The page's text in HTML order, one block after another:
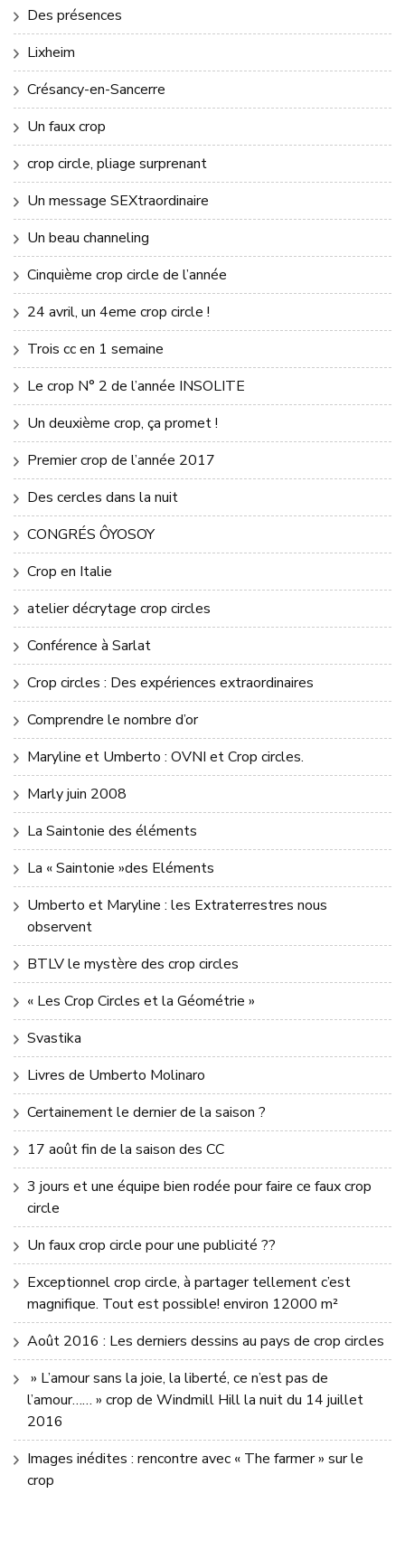
Des présences
Lixheim
Crésancy-en-Sancerre
Un faux crop
crop circle, pliage surprenant
Un message SEXtraordinaire
Un beau channeling
Cinquième crop circle de l’année
24 avril, un 4eme crop circle !
Trois cc en 1 semaine
Le crop N° 2 de l’année INSOLITE
Un deuxième crop, ça promet !
Premier crop de l’année 2017
Des cercles dans la nuit
CONGRÉS ÔYOSOY
Crop en Italie
atelier décrytage crop circles
Conférence à Sarlat
Crop circles : Des expériences extraordinaires
Comprendre le nombre d’or
Maryline et Umberto : OVNI et Crop circles.
Marly juin 2008
La Saintonie des éléments
La « Saintonie »des Eléments
Umberto et Maryline : les Extraterrestres nous
observent
BTLV le mystère des crop circles
« Les Crop Circles et la Géométrie »
Svastika
Livres de Umberto Molinaro
Certainement le dernier de la saison ?
17 août fin de la saison des CC
3 jours et une équipe bien rodée pour faire ce faux crop
circle
Un faux crop circle pour une publicité ??
Exceptionnel crop circle, à partager tellement c’est
magnifique. Tout est possible! environ 12000 m²
Août 2016 : Les derniers dessins au pays de crop circles
» L’amour sans la joie, la liberté, ce n’est pas de
l’amour…… » crop de Windmill Hill la nuit du 14 juillet
2016
Images inédites : rencontre avec « The farmer » sur le
crop